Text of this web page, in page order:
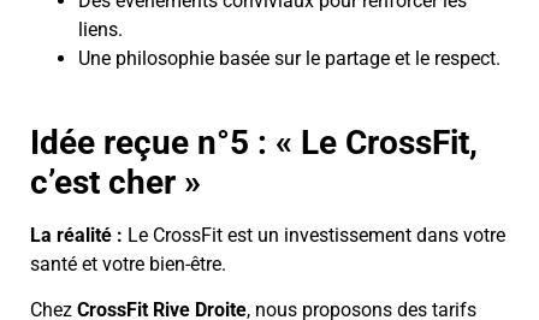
liens.
Une philosophie basée sur le partage et le respect.
Idée reçue n°5 : « Le CrossFit,
c’est cher »
La réalité : Le CrossFit est un investissement dans votre
santé et votre bien-être.
Chez CrossFit Rive Droite, nous proposons des tarifs